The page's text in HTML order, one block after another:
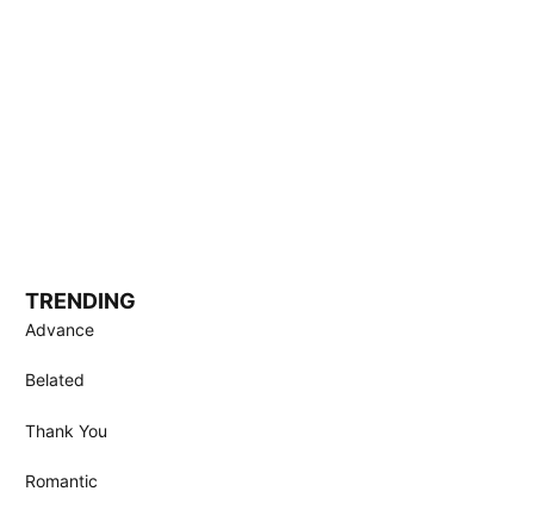
TRENDING
Advance
Belated
Thank You
Romantic